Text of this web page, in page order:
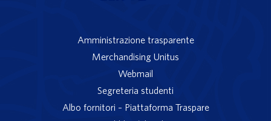
Amministrazione trasparente
Merchandising Unitus
Webmail
Segreteria studenti
Albo fornitori – Piattaforma Traspare